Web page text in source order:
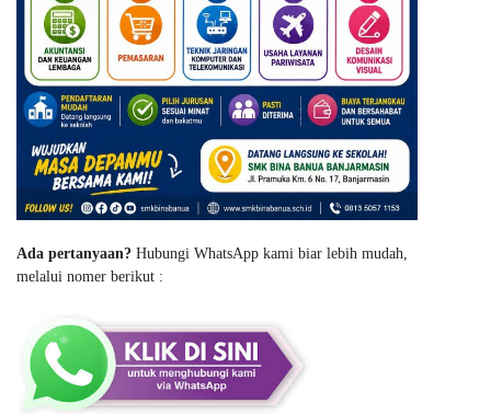
Ada pertanyaan? Hubungi WhatsApp kami biar lebih mudah,
melalui nomer berikut :